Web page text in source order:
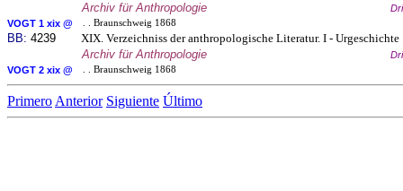
Archiv für Anthropologie
VOGT 1 xix @
. . Braunschweig 1868
BB: 4239
XIX. Verzeichniss der anthropologische Literatur. I - Urgeschichte
Archiv für Anthropologie
VOGT 2 xix @
. . Braunschweig 1868
Primero Anterior Siguiente Último